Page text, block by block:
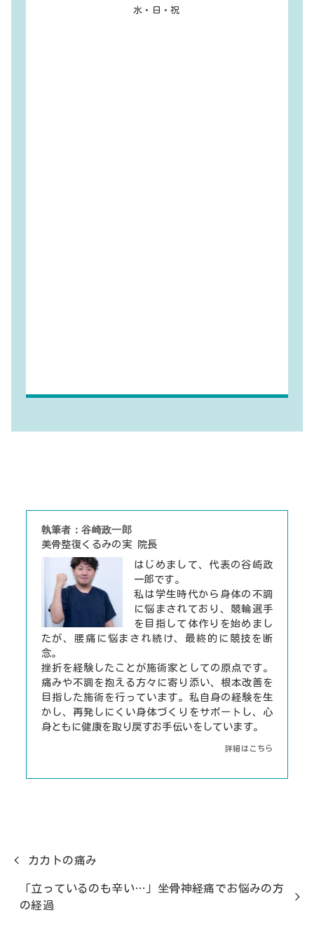
水・日・祝
執筆者：谷崎政一郎
美骨整復くるみの実 院長
はじめまして、代表の谷崎政
一郎です。
私は学生時代から身体の不調
に悩まされており、競輪選手
を目指して体作りを始めまし
たが、腰痛に悩まされ続け、最終的に競技を断
念。
挫折を経験したことが施術家としての原点です。
痛みや不調を抱える方々に寄り添い、根本改善を
目指した施術を行っています。私自身の経験を生
かし、再発しにくい身体づくりをサポートし、心
身ともに健康を取り戻すお手伝いをしています。
詳細はこちら
カカトの痛み
「立っているのも辛い…」坐骨神経痛でお悩みの方
の経過